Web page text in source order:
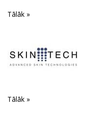
Tālāk »
Tālāk »